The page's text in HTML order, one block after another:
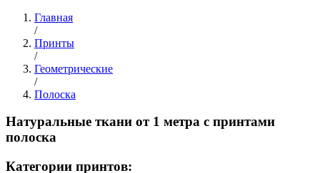
Главная
/
Принты
/
Геометрические
/
Полоска
Натуральные ткани от 1 метра с принтами
полоска
Категории принтов: